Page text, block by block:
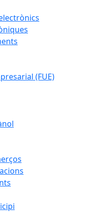
(FUE)